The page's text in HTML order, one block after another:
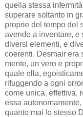
quella stessa
superare soltanto in
proprie del tempo del
avendo a inventare,
diversi elementi, e
coerenti, Desmair era
mente, un vero e
quale ella,
rifuggendo a ogni
come unica, effettiva,
essa
quanto mai lo stesso